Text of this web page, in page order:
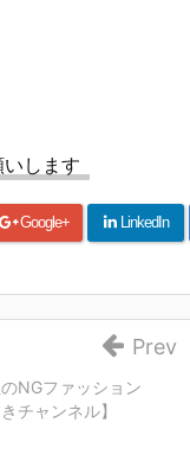
します
Google+ LinkedIn
NGファッション
チャンネル】
Prev